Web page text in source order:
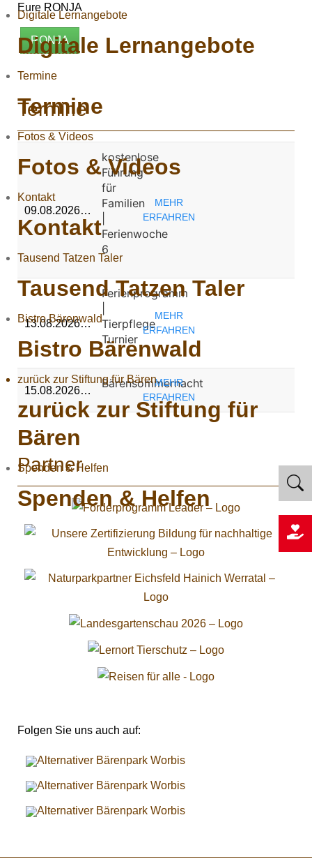
Digitale Lernangebote
Digitale Lernangebote
Termine
Termine
Fotos & Videos
Fotos & Videos
Kontakt
Kontakt
Tausend Tatzen Taler
Tausend Tatzen Taler
Bistro Bärenwald
Bistro Bärenwald
zurück zur Stiftung für Bären
zurück zur Stiftung für
Bären
Spenden & Helfen
Spenden & Helfen
Eure RONJA
RONJA
Termine
09.08.2026…
kostenlose
Führung
für
Familien
Ferienwoche
6
MEHR
ERFAHREN
13.08.2026…
Ferienprogramm
Tierpflege
Turnier
MEHR
ERFAHREN
15.08.2026… Bärensommernacht
MEHR
ERFAHREN
Partner
Folgen Sie uns auch auf: